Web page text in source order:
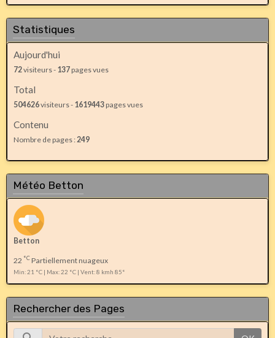
Statistiques
Aujourd'hui
72visiteurs - 137pages vues
Total
504626visiteurs - 1619443pages vues
Contenu
Nombre de pages :249
Météo Betton
Betton
22 °CPartiellement nuageux
Min: 21 °C | Max: 22 °C | Vent: 8 kmh 85°
Rechercher des Pages